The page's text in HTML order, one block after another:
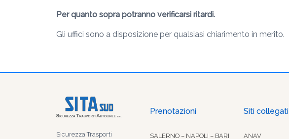
Per quanto sopra potranno verificarsi ritardi.
Gli uffici sono a disposizione per qualsiasi chiarimento in merito.
Sicurezza Trasporti
Prenotazioni
SALERNO – NAPOLI – BARI
Siti collegati
ANAV